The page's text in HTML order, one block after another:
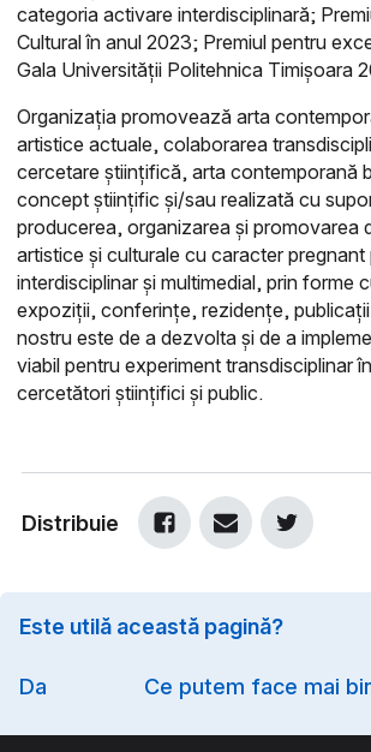
categoria activare interdisciplinară;
Cultural în anul 2023; Premiul pentru
Gala Universității Politehnica Timișoara
Organizația promovează arta
artistice actuale, colaborarea
cercetare științifică, arta contemporană
concept științific și/sau realizată cu
producerea, organizarea și promovarea
artistice și culturale cu caracter pregnant
interdisciplinar și multimedial, prin forme
expoziții, conferințe, rezidențe,
nostru este de a dezvolta și de a
viabil pentru experiment transdisciplinar
cercetători științifici și public.
Distribuie
Este utilă această pagină?
Da Ce putem face mai